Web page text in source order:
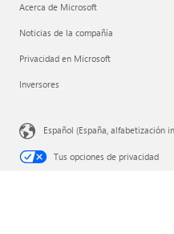
Acerca de Microsoft
Noticias de la compañía
Privacidad en Microsoft
Inversores
Español (España, alfabetización
Tus opciones de privacidad